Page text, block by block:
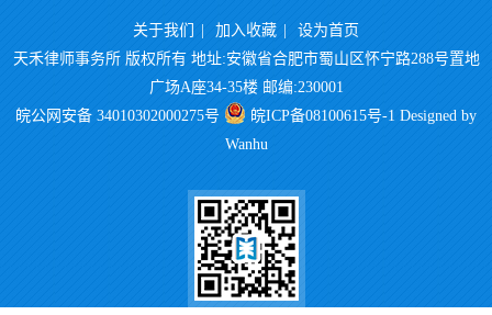
关于我们 | 加入收藏 |
设为首页
天禾律师事务所 版权所有 地址:安徽省合肥市蜀山区怀宁路288号置地
广场A座34-35楼 邮编:230001
皖公网安备 34010302000275号
皖ICP备08100615号-1 Designed by
Wanhu